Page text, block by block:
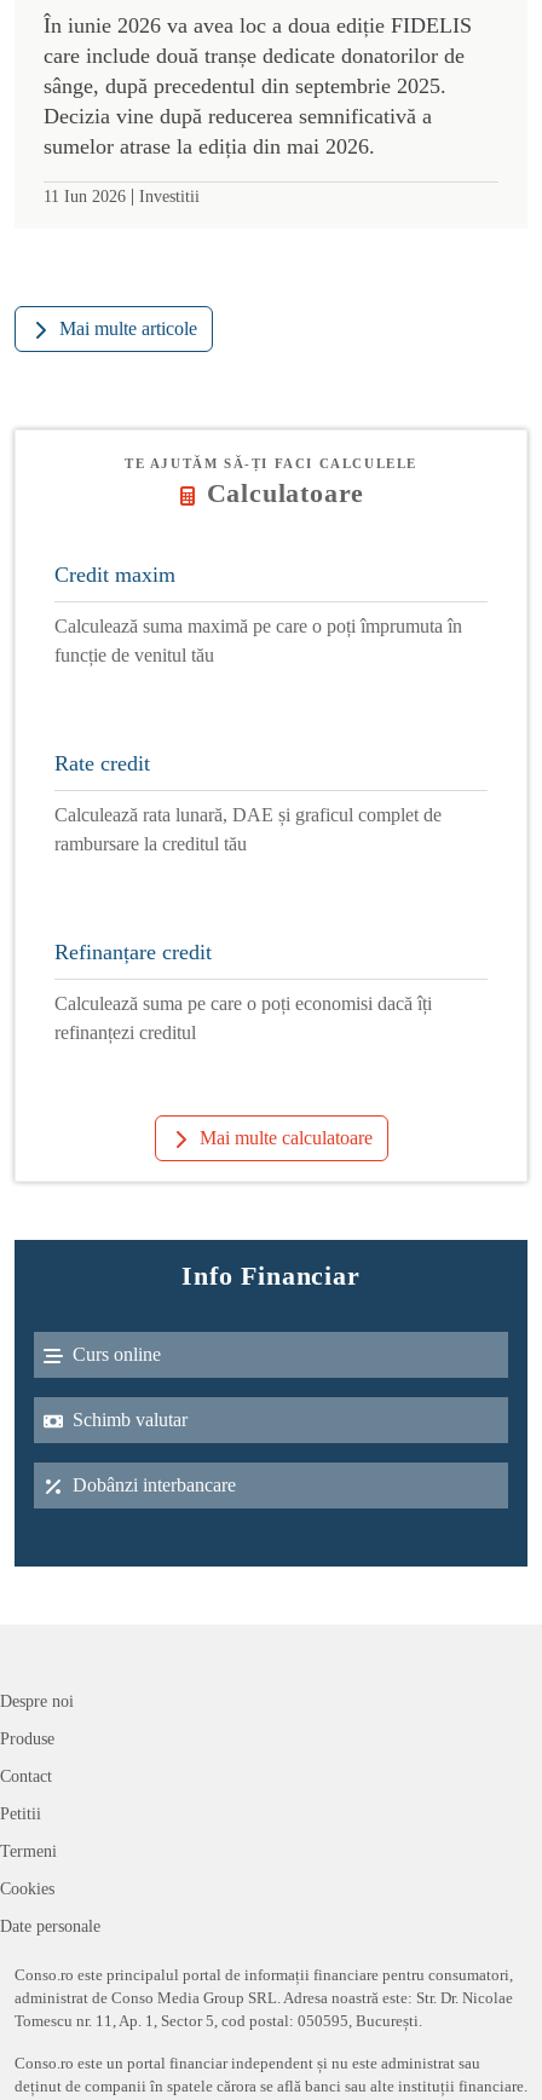
În iunie 2026 va avea loc a doua ediție FIDELIS
care include două tranșe dedicate donatorilor de
sânge, după precedentul din septembrie 2025.
Decizia vine după reducerea semnificativă a
sumelor atrase la ediția din mai 2026.
11 Iun 2026 | Investitii
Mai multe articole
TE AJUTĂM SĂ-ȚI FACI CALCULELE
Calculatoare
Credit maxim
Calculează suma maximă pe care o poți împrumuta în
funcție de venitul tău
Rate credit
Calculează rata lunară, DAE și graficul complet de
rambursare la creditul tău
Refinanțare credit
Calculează suma pe care o poți economisi dacă îți
refinanțezi creditul
Mai multe calculatoare
Info Financiar
Curs online
Schimb valutar
Dobânzi interbancare
Despre noi
Produse
Contact
Petitii
Termeni
Cookies
Date personale
Conso.ro este principalul portal de informații financiare pentru consumatori,
administrat de Conso Media Group SRL. Adresa noastră este: Str. Dr. Nicolae
Tomescu nr. 11, Ap. 1, Sector 5, cod postal: 050595, București.
Conso.ro este un portal financiar independent și nu este administrat sau
deținut de companii în spatele cărora se află banci sau alte instituții financiare.